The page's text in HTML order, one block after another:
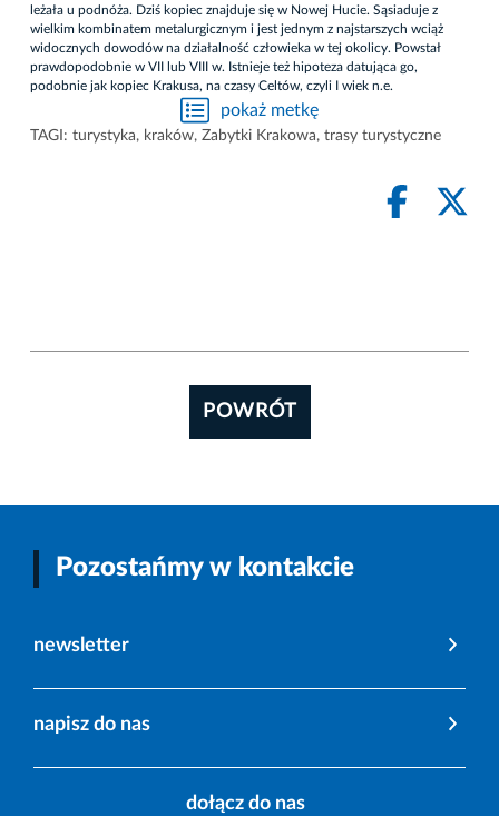
leżała u podnóża. Dziś kopiec znajduje się w Nowej Hucie. Sąsiaduje z
wielkim kombinatem metalurgicznym i jest jednym z najstarszych wciąż
widocznych dowodów na działalność człowieka w tej okolicy. Powstał
prawdopodobnie w VII lub VIII w. Istnieje też hipoteza datująca go,
podobnie jak kopiec Krakusa, na czasy Celtów, czyli I wiek n.e.
pokaż metkę
TAGI: turystyka, kraków, Zabytki Krakowa, trasy turystyczne
POWRÓT
Pozostańmy w kontakcie
newsletter
napisz do nas
dołącz do nas